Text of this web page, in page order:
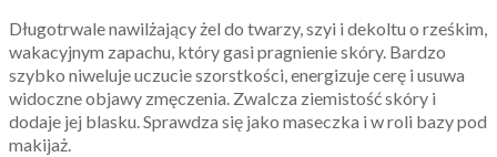
Długotrwale nawilżający żel do twarzy, szyi i dekoltu o rześkim,
wakacyjnym zapachu, który gasi pragnienie skóry. Bardzo
szybko niweluje uczucie szorstkości, energizuje cerę i usuwa
widoczne objawy zmęczenia. Zwalcza ziemistość skóry i
dodaje jej blasku. Sprawdza się jako maseczka i w roli bazy pod
makijaż.